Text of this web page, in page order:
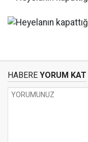
HABERE YORUM KAT